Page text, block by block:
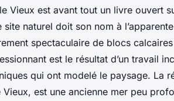
Vieux est avant tout un livre ouvert
site naturel doit son nom à
spectaculaire de blocs
est le résultat d’un travail
qui ont modelé le paysage. La
est une ancienne mer peu